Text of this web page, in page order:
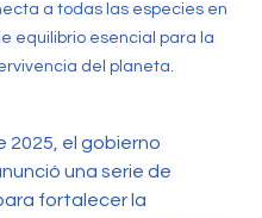
a todas las especies en
equilibrio esencial para la
del planeta.
2025, el gobierno
una serie de
fortalecer la